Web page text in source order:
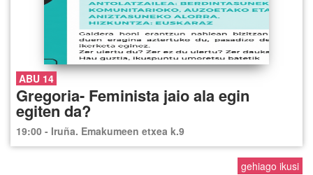
ABU 14
Gregoria- Feminista jaio ala egin
egiten da?
19:00 - Iruña. Emakumeen etxea k.9
gehiago ikusi